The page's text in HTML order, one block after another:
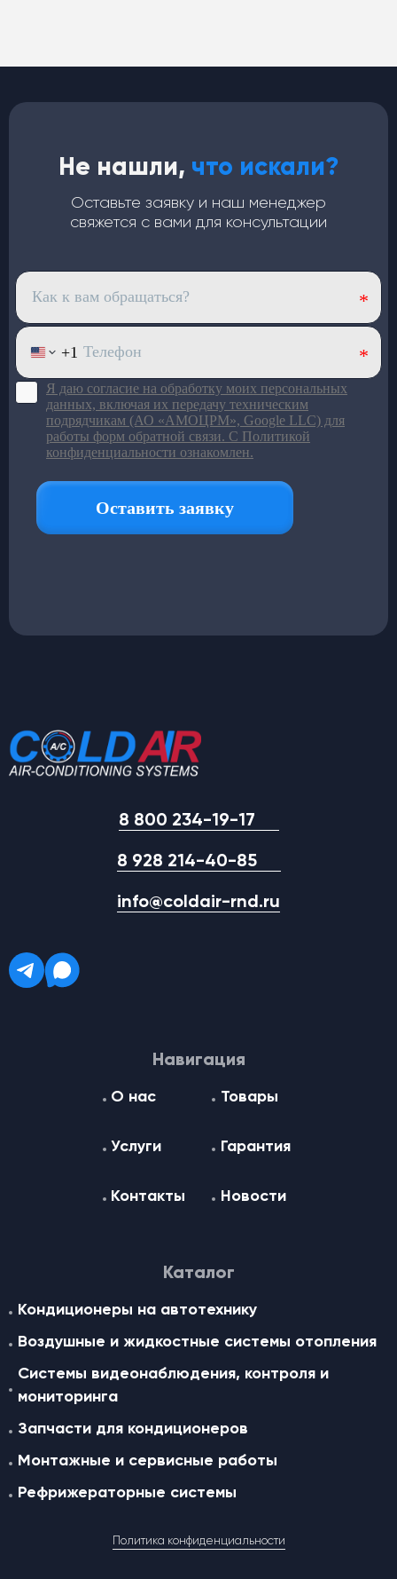
Не нашли, что искали?
Оставьте заявку и наш менеджер
свяжется с вами для консультации
8 800 234-19-17
8 928 214-40-85
info@coldair-rnd.ru
Навигация
О нас Товары
Услуги Гарантия
Контакты Новости
Каталог
Кондиционеры на автотехнику
Воздушные и жидкостные cистемы отопления
Системы видеонаблюдения, контроля и
мониторинга
Запчасти для кондиционеров
Монтажные и сервисные работы
Рефрижераторные системы
Политика конфиденциальности
Кондиционеры
Медный испаритель и полуторный запас мощности.
Хладопроизводительность —32 кВт
салону
Верхний корпус изстекловолокна: лёгкий и устойчив
Большой ряд моделей под
Подробнее в каталоге